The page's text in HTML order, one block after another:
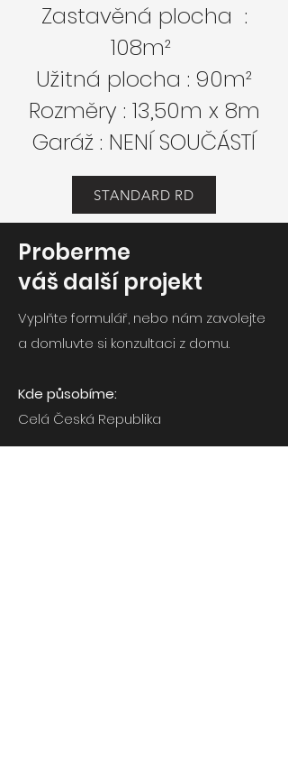
Zastavěná plocha :
108m²
Užitná plocha : 90m²
Rozměry : 13,50m x 8m
Garáž : NENÍ SOUČÁSTÍ
STANDARD RD
Proberme
váš další projekt
Vyplňte formulář, nebo nám zavolejte
a domluvte si konzultaci z domu.
Kde působíme:
Celá Česká Republika